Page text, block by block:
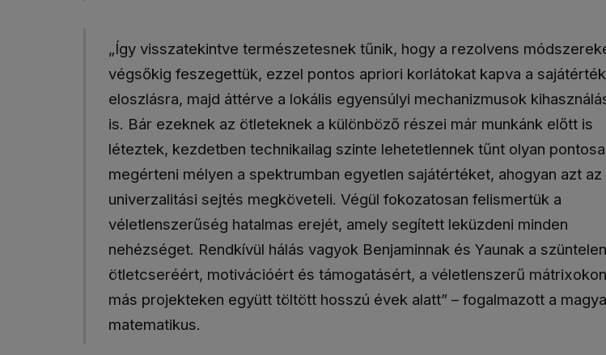
„Így visszatekintve természetesnek tűnik, hogy a rezolvens
végsőkig feszegettük, ezzel pontos apriori korlátokat kapva a
eloszlásra, majd áttérve a lokális egyensúlyi mechanizmusok
is. Bár ezeknek az ötleteknek a különböző részei már munkánk előtt is
léteztek, kezdetben technikailag szinte lehetetlennek tűnt olyan
megérteni mélyen a spektrumban egyetlen sajátértéket, ahogyan azt az
univerzalitási sejtés megköveteli. Végül fokozatosan felismertük a
véletlenszerűség hatalmas erejét, amely segített leküzdeni minden
nehézséget. Rendkívül hálás vagyok Benjaminnak és Yaunak a szüntelen
ötletcseréért, motivációért és támogatásért, a véletlenszerű
más projekteken együtt töltött hosszú évek alatt” – fogalmazott a
matematikus.